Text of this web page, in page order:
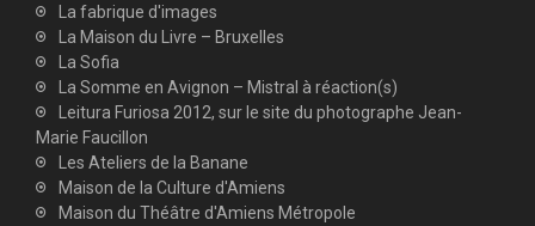
La fabrique d'images
La Maison du Livre – Bruxelles
La Sofia
La Somme en Avignon – Mistral à réaction(s)
Leitura Furiosa 2012, sur le site du photographe Jean-
Marie Faucillon
Les Ateliers de la Banane
Maison de la Culture d'Amiens
Maison du Théâtre d'Amiens Métropole